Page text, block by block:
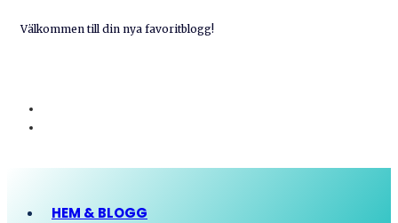
Välkommen till din nya favoritblogg!
HEM & BLOGG